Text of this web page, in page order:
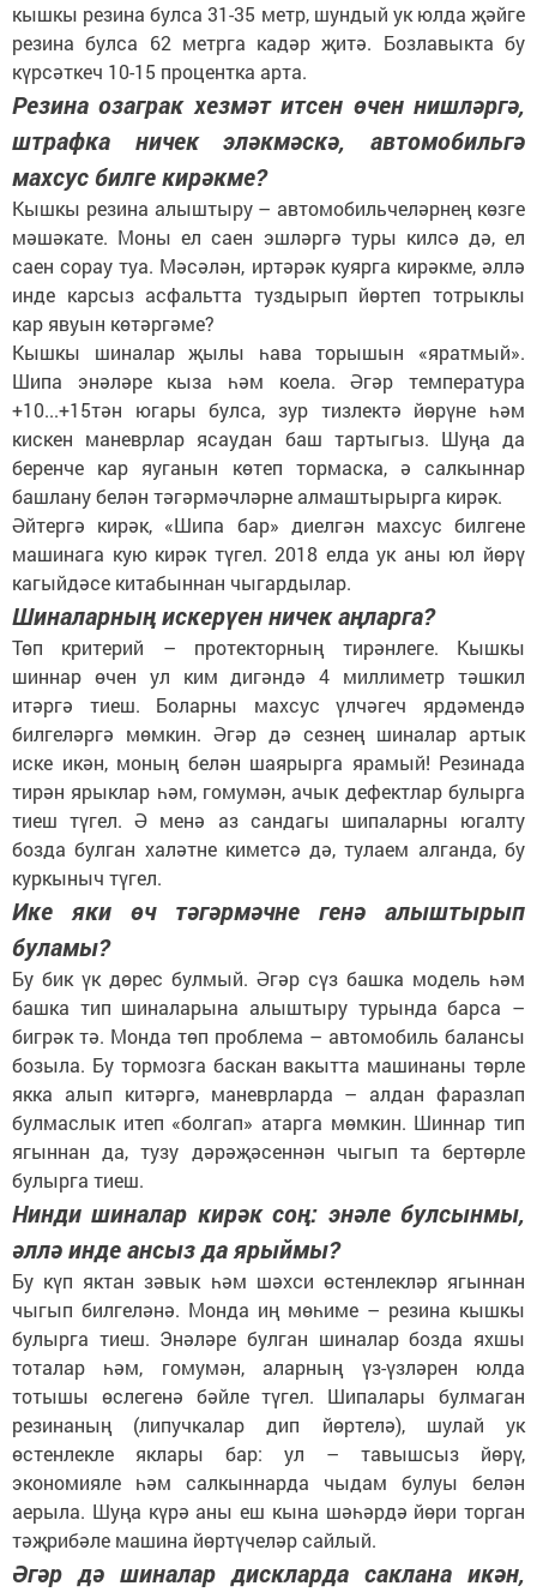
кышкы резина булса 31-35 метр, шундый ук юлда җәйге
резина булса 62 метрга кадәр җитә. Бозлавыкта бу
күрсәткеч 10-15 процентка арта.
Резина озаграк хезмәт итсен өчен нишләргә,
штрафка ничек эләкмәскә, автомобильгә
махсус билге кирәкме?
Кышкы резина алыштыру – автомобильчеләрнең көзге
мәшәкате. Моны ел саен эшләргә туры килсә дә, ел
саен сорау туа. Мәсәлән, иртәрәк куярга кирәкме, әллә
инде карсыз асфальтта туздырып йөртеп тотрыклы
кар явуын көтәргәме?
Кышкы шиналар җылы һава торышын «яратмый».
Шипа энәләре кыза һәм коела. Әгәр температура
+10...+15тән югары булса, зур тизлектә йөрүне һәм
кискен маневрлар ясаудан баш тартыгыз. Шуңа да
беренче кар яуганын көтеп тормаска, ә салкыннар
башлану белән тәгәрмәчләрне алмаштырырга кирәк.
Әйтергә кирәк, «Шипа бар» диелгән махсус билгене
машинага кую кирәк түгел. 2018 елда ук аны юл йөрү
кагыйдәсе китабыннан чыгардылар.
Шиналарның искерүен ничек аңларга?
Төп критерий – протекторның тирәнлеге. Кышкы
шиннар өчен ул ким дигәндә 4 миллиметр тәшкил
итәргә тиеш. Боларны махсус үлчәгеч ярдәмендә
билгеләргә мөмкин. Әгәр дә сезнең шиналар артык
иске икән, моның белән шаярырга ярамый! Резинада
тирән ярыклар һәм, гомумән, ачык дефектлар булырга
тиеш түгел. Ә менә аз сандагы шипаларны югалту
бозда булган халәтне киметсә дә, тулаем алганда, бу
куркыныч түгел.
Ике яки өч тәгәрмәчне генә алыштырып
буламы?
Бу бик үк дөрес булмый. Әгәр сүз башка модель һәм
башка тип шиналарына алыштыру турында барса –
бигрәк тә. Монда төп проблема – автомобиль балансы
бозыла. Бу тормозга баскан вакытта машинаны төрле
якка алып китәргә, маневрларда – алдан фаразлап
булмаслык итеп «болгап» атарга мөмкин. Шиннар тип
ягыннан да, тузу дәрәҗәсеннән чыгып та бертөрле
булырга тиеш.
Нинди шиналар кирәк соң: энәле булсынмы,
әллә инде ансыз да ярыймы?
Бу күп яктан зәвык һәм шәхси өстенлекләр ягыннан
чыгып билгеләнә. Монда иң мөһиме – резина кышкы
булырга тиеш. Энәләре булган шиналар бозда яхшы
тоталар һәм, гомумән, аларның үз-үзләрен юлда
тотышы өслегенә бәйле түгел. Шипалары булмаган
резинаның (липучкалар дип йөртелә), шулай ук
өстенлекле яклары бар: ул – тавышсыз йөрү,
экономияле һәм салкыннарда чыдам булуы белән
аерыла. Шуңа күрә аны еш кына шәһәрдә йөри торган
тәҗрибәле машина йөртүчеләр сайлый.
Әгәр дә шиналар дискларда саклана икән,